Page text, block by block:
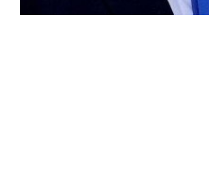
❆